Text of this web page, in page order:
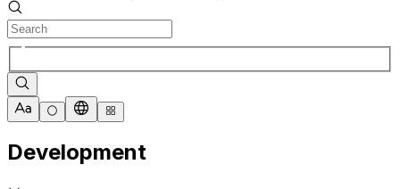
Development